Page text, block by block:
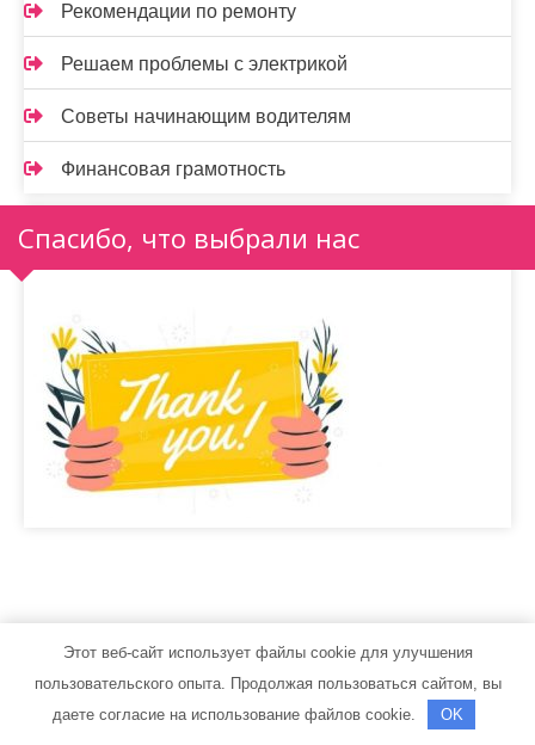
Рекомендации по ремонту
Решаем проблемы с электрикой
Советы начинающим водителям
Финансовая грамотность
Спасибо, что выбрали нас
avto-kyzov.ru - Работает на WordPress
Тема от Grace Themes
Этот веб-сайт использует файлы cookie для улучшения
пользовательского опыта. Продолжая пользоваться сайтом, вы
даете согласие на использование файлов cookie.
OK